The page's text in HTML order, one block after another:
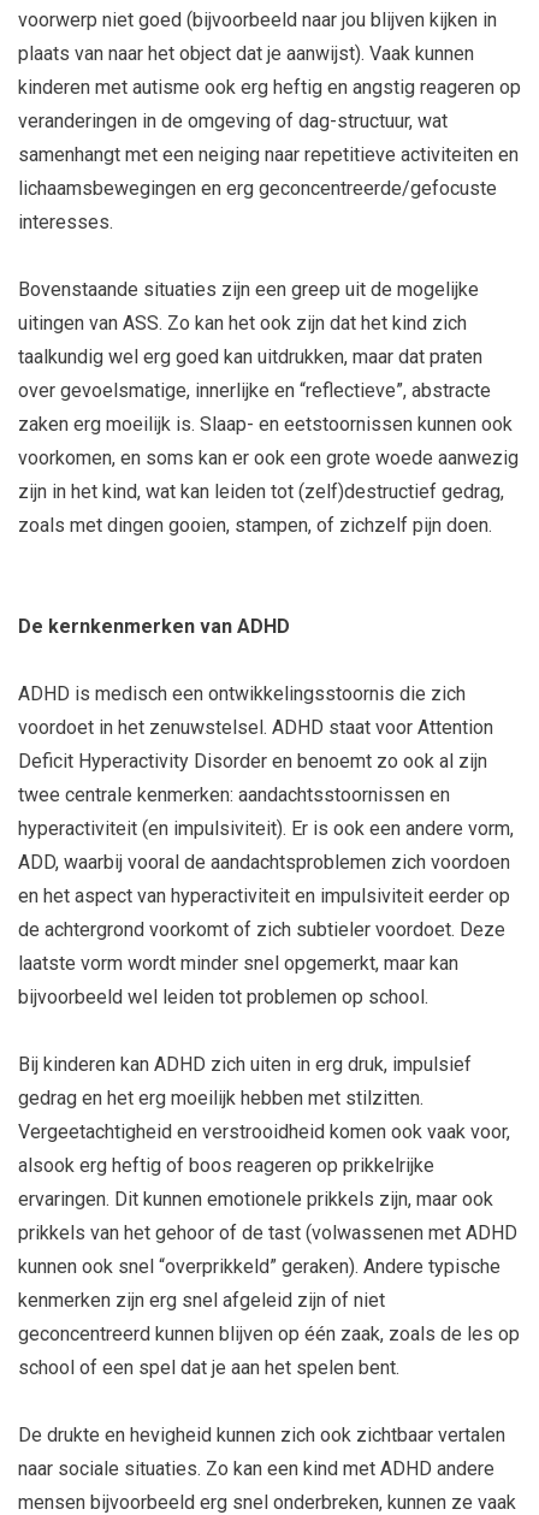
voorwerp niet goed (bijvoorbeeld naar jou blijven kijken in
plaats van naar het object dat je aanwijst). Vaak kunnen
kinderen met autisme ook erg heftig en angstig reageren op
veranderingen in de omgeving of dag-structuur, wat
samenhangt met een neiging naar repetitieve activiteiten en
lichaamsbewegingen en erg geconcentreerde/gefocuste
interesses.
Bovenstaande situaties zijn een greep uit de mogelijke
uitingen van ASS. Zo kan het ook zijn dat het kind zich
taalkundig wel erg goed kan uitdrukken, maar dat praten
over gevoelsmatige, innerlijke en “reflectieve”, abstracte
zaken erg moeilijk is. Slaap- en eetstoornissen kunnen ook
voorkomen, en soms kan er ook een grote woede aanwezig
zijn in het kind, wat kan leiden tot (zelf)destructief gedrag,
zoals met dingen gooien, stampen, of zichzelf pijn doen.
De kernkenmerken van ADHD
ADHD is medisch een ontwikkelingsstoornis die zich
voordoet in het zenuwstelsel. ADHD staat voor Attention
Deficit Hyperactivity Disorder en benoemt zo ook al zijn
twee centrale kenmerken: aandachtsstoornissen en
hyperactiviteit (en impulsiviteit). Er is ook een andere vorm,
ADD, waarbij vooral de aandachtsproblemen zich voordoen
en het aspect van hyperactiviteit en impulsiviteit eerder op
de achtergrond voorkomt of zich subtieler voordoet. Deze
laatste vorm wordt minder snel opgemerkt, maar kan
bijvoorbeeld wel leiden tot problemen op school.
Bij kinderen kan ADHD zich uiten in erg druk, impulsief
gedrag en het erg moeilijk hebben met stilzitten.
Vergeetachtigheid en verstrooidheid komen ook vaak voor,
alsook erg heftig of boos reageren op prikkelrijke
ervaringen. Dit kunnen emotionele prikkels zijn, maar ook
prikkels van het gehoor of de tast (volwassenen met ADHD
kunnen ook snel “overprikkeld” geraken). Andere typische
kenmerken zijn erg snel afgeleid zijn of niet
geconcentreerd kunnen blijven op één zaak, zoals de les op
school of een spel dat je aan het spelen bent.
De drukte en hevigheid kunnen zich ook zichtbaar vertalen
naar sociale situaties. Zo kan een kind met ADHD andere
mensen bijvoorbeeld erg snel onderbreken, kunnen ze vaak